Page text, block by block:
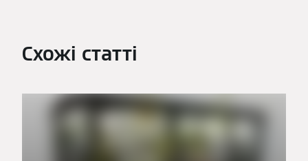
Схожі статті